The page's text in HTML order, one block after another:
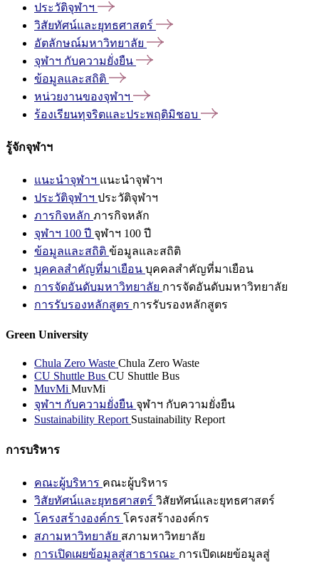
ประวัติจุฬาฯ
วิสัยทัศน์และยุทธศาสตร์
อัตลักษณ์มหาวิทยาลัย
จุฬาฯ กับความยั่งยืน
ข้อมูลและสถิติ
หน่วยงานของจุฬาฯ
ร้องเรียนทุจริตและประพฤติมิชอบ
รู้จักจุฬาฯ
แนะนำจุฬาฯ แนะนำจุฬาฯ
ประวัติจุฬาฯ ประวัติจุฬาฯ
ภารกิจหลัก ภารกิจหลัก
จุฬาฯ 100 ปี จุฬาฯ 100 ปี
ข้อมูลและสถิติ ข้อมูลและสถิติ
บุคคลสำคัญที่มาเยือน บุคคลสำคัญที่มาเยือน
การจัดอันดับมหาวิทยาลัย การจัดอันดับมหาวิทยาลัย
การรับรองหลักสูตร การรับรองหลักสูตร
Green University
Chula Zero Waste Chula Zero Waste
CU Shuttle Bus CU Shuttle Bus
MuvMi MuvMi
จุฬาฯ กับความยั่งยืน จุฬาฯ กับความยั่งยืน
Sustainability Report Sustainability Report
การบริหาร
คณะผู้บริหาร คณะผู้บริหาร
วิสัยทัศน์และยุทธศาสตร์ วิสัยทัศน์และยุทธศาสตร์
โครงสร้างองค์กร โครงสร้างองค์กร
สภามหาวิทยาลัย สภามหาวิทยาลัย
การเปิดเผยข้อมูลสู่สาธารณะ การเปิดเผยข้อมูลสู่